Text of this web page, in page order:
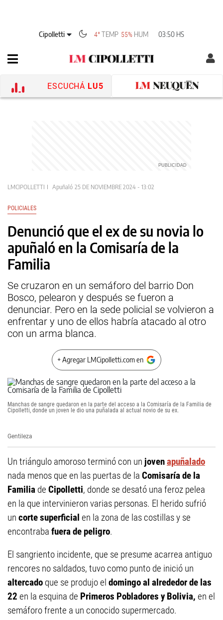
Cipolletti 4°TEMP 55% HUM 03:50 HS
ESCUCHÁ LU5
LMCIPOLLETTI Apuñaló 25 DE NOVIEMBRE 2024 - 13:02
POLICIALES
Denunció que el ex de su novia lo
apuñaló en la Comisaría de la
Familia
Se cruzaron en un semáforo del barrio Don
Bosco, pelearon y después se fueron a
denunciar. Pero en la sede policial se volvieron a
enfrentar y uno de ellos habría atacado al otro
con un arma blanca.
+ Agregar LMCipolletti.com en
Manchas de sangre quedaron en la parte del acceso a la Comisaría de la Familia de
Cipolletti, donde un joven le dio una puñalada al actual novio de su ex.
Gentileza
Un triángulo amoroso terminó con un jovenapuñalado
nada menos que en las puertas de la Comisaría de la
Familia de Cipolletti, donde se desató una feroz pelea
en la que intervinieron varias personas. El herido sufrió
un corte superficial en la zona de las costillas y se
encontraba fuera de peligro.
El sangriento incidente, que se presume acarrea antiguo
rencores no saldados, tuvo como punto de inició un
altercado que se produjo el domingo al alrededor de las
22 en la esquina de Primeros Pobladores y Bolivia, en el
semáforo frente a un conocido supermercado.